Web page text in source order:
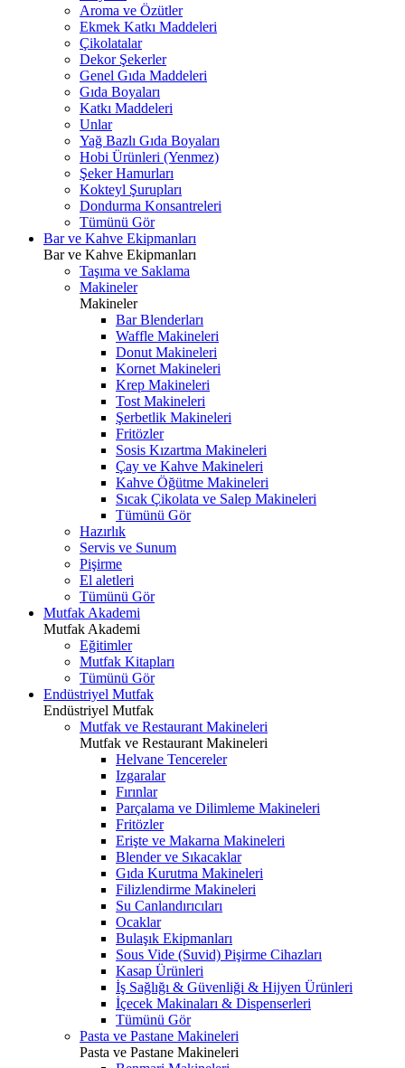
Aroma ve Özütler
Ekmek Katkı Maddeleri
Çikolatalar
Dekor Şekerler
Genel Gıda Maddeleri
Gıda Boyaları
Katkı Maddeleri
Unlar
Yağ Bazlı Gıda Boyaları
Hobi Ürünleri (Yenmez)
Şeker Hamurları
Kokteyl Şurupları
Dondurma Konsantreleri
Tümünü Gör
Bar ve Kahve Ekipmanları
Bar ve Kahve Ekipmanları
Taşıma ve Saklama
Makineler
Makineler
Bar Blenderları
Waffle Makineleri
Donut Makineleri
Kornet Makineleri
Krep Makineleri
Tost Makineleri
Şerbetlik Makineleri
Fritözler
Sosis Kızartma Makineleri
Çay ve Kahve Makineleri
Kahve Öğütme Makineleri
Sıcak Çikolata ve Salep Makineleri
Tümünü Gör
Hazırlık
Servis ve Sunum
Pişirme
El aletleri
Tümünü Gör
Mutfak Akademi
Mutfak Akademi
Eğitimler
Mutfak Kitapları
Tümünü Gör
Endüstriyel Mutfak
Endüstriyel Mutfak
Mutfak ve Restaurant Makineleri
Mutfak ve Restaurant Makineleri
Helvane Tencereler
Izgaralar
Fırınlar
Parçalama ve Dilimleme Makineleri
Fritözler
Erişte ve Makarna Makineleri
Blender ve Sıkacaklar
Gıda Kurutma Makineleri
Filizlendirme Makineleri
Su Canlandırıcıları
Ocaklar
Bulaşık Ekipmanları
Sous Vide (Suvid) Pişirme Cihazları
Kasap Ürünleri
İş Sağlığı & Güvenliği & Hijyen Ürünleri
İçecek Makinaları & Dispenserleri
Tümünü Gör
Pasta ve Pastane Makineleri
Pasta ve Pastane Makineleri